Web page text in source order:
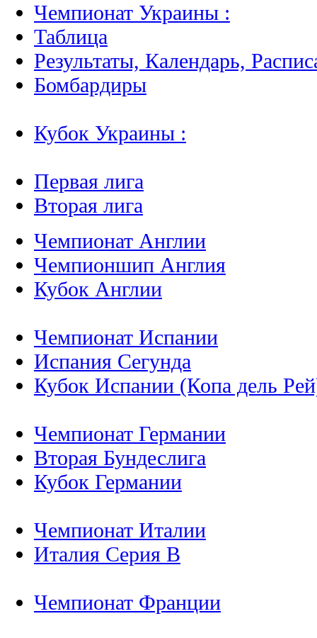
Чемпионат Украины :
Таблица
Результаты, Календарь,
Бомбардиры
Кубок Украины :
Первая лига
Вторая лига
Чемпионат Англии
Чемпионшип Англия
Кубок Англии
Чемпионат Испании
Испания Сегунда
Кубок Испании (Копа дель
Чемпионат Германии
Вторая Бундеслига
Кубок Германии
Чемпионат Италии
Италия Серия B
Чемпионат Франции